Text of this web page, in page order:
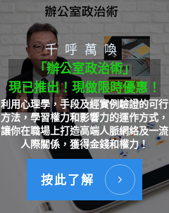
千呼萬喚
「辦公室政治術」
現已推出！現做限時優惠！
利用心理學，手段及經實例驗證的可行
方法，學習權力和影響力的運作方式，
讓你在職場上打造高端人脈網絡及一流
人際關係，獲得金錢和權力！
按此了解